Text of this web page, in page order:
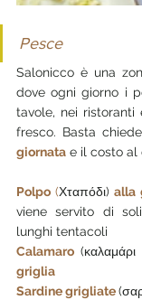
Pesce
Salonicco è una
dove ogni giorno i
tavole, nei
fresco. Basta
giornata e il costo al
Polpo (Χταπόδι) alla
viene servito di
lunghi tentacoli
Calamaro (
griglia
Sardine grigliate (